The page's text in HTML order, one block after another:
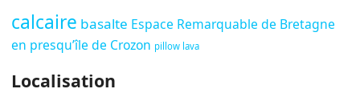
calcaire basalte Espace Remarquable de Bretagne
en presqu’île de Crozon pillow lava
Localisation